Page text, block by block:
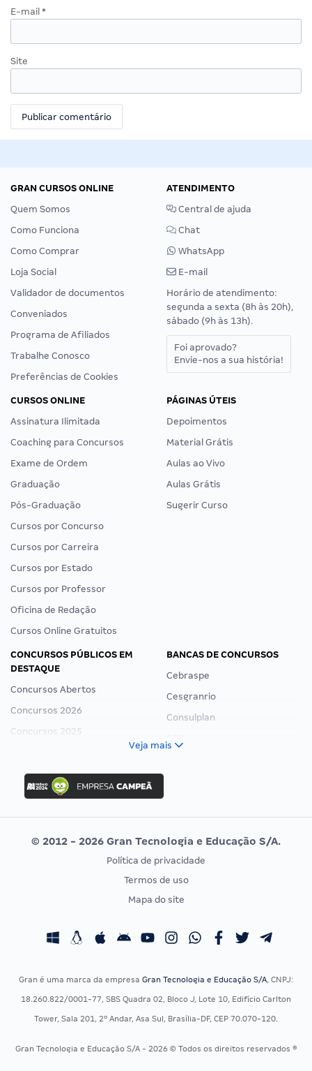
E-mail *
Site
GRAN CURSOS ONLINE
Quem Somos
Como Funciona
Como Comprar
Loja Social
Validador de documentos
Conveniados
Programa de Afiliados
Trabalhe Conosco
Preferências de Cookies
ATENDIMENTO
Central de ajuda
Chat
WhatsApp
E-mail
Horário de atendimento:
segunda a sexta (8h às 20h),
sábado (9h às 13h).
Foi aprovado?
Envie-nos a sua história!
CURSOS ONLINE
Assinatura Ilimitada
Coaching para Concursos
Exame de Ordem
Graduação
Pós-Graduação
Cursos por Concurso
Cursos por Carreira
Cursos por Estado
Cursos por Professor
Oficina de Redação
Cursos Online Gratuitos
PÁGINAS ÚTEIS
Depoimentos
Material Grátis
Aulas ao Vivo
Aulas Grátis
Sugerir Curso
CONCURSOS PÚBLICOS EM
DESTAQUE
Concursos Abertos
Concursos 2026
Concursos 2025
Concurso Ibama
Concurso MPU
Editais publicados
BANCAS DE CONCURSOS
Cebraspe
Cesgranrio
Consulplan
Vunesp
CONCURSOS POR PROFISSÃO
Concursos Fiscais
Concursos Saúde
Residência Multiprofissional
EXAME DE ORDEM
Calendário OAB
Veja mais
© 2012 - 2026 Gran Tecnologia e Educação S/A.
Política de privacidade
Termos de uso
Mapa do site
Gran é uma marca da empresa Gran Tecnologia e Educação S/A, CNPJ:
18.260.822/0001-77, SBS Quadra 02, Bloco J, Lote 10, Edifício Carlton
Tower, Sala 201, 2º Andar, Asa Sul, Brasília-DF, CEP 70.070-120.
Gran Tecnologia e Educação S/A - 2026 © Todos os direitos reservados ®